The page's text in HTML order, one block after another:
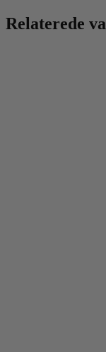
Relaterede